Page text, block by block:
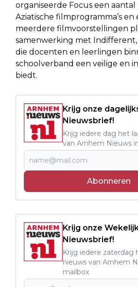
organiseerde Focus een
Aziatische filmprogramma’s en
meerdere filmvoorstellingen
samenwerking met
die docenten en leerlingen
schoolverband een veilige en
biedt.
Krijg onze
Nieuwsbrief!
Krijg iedere dag het
van Arnhem Nieuws
Abonneren
Krijg onze
Nieuwsbrief!
Krijg iedere zaterdag
nieuws van Arnhem
mailbox